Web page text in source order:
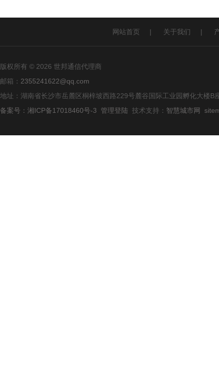
网站首页 | 关于我们 |
版权所有 © 2026 世邦通信代理商
邮箱： 2355241622@qq.com
地址：湖南省长沙市岳麓区桐梓坡西路229号麓谷国际工业园孵化大楼B
备案号：湘ICP备17018460号-3
管理登陆 技术支持： 智慧城市网